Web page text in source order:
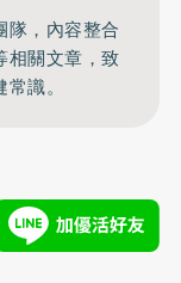
隊，內容整合
相關文章，致
識。